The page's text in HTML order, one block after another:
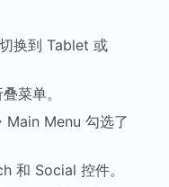
换到 Tablet 或
菜单。
Menu 勾选了
和 Social 控件。